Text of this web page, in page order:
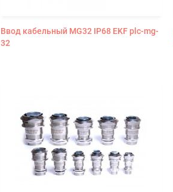
Ввод кабельный MG32 IP68 EKF plc-mg-
32